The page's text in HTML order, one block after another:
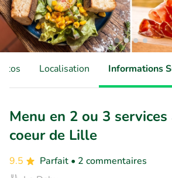
Localisation Informations
Menu en 2 ou 3 services
coeur de Lille
9.5 Parfait • 2 commentaires